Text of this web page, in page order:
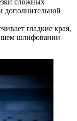
сложных
дополнительной
гладкие края,
шлифовании